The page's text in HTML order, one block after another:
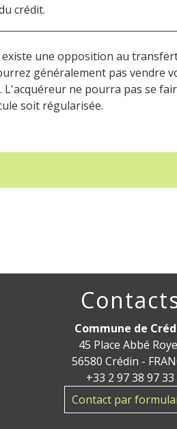
crédit.
une opposition au
généralement pas vendre
L'acquéreur ne pourra pas se
soit régularisée.
Commune de
45 Place Abbé
56580 Crédin -
+33 2 97 38 97 33
Contact par